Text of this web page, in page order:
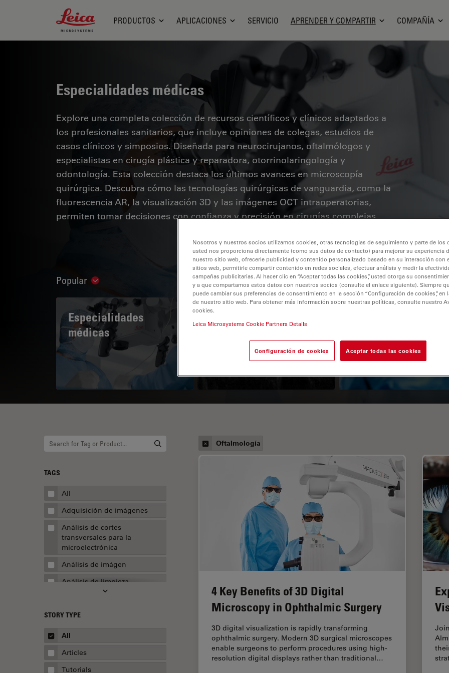
Leica Microsystems Logo
PRODUCTOS APLICACIONES SERVICIO APRENDER Y COMPARTIR COMPAÑÍA
Especialidades médicas
Explore una completa colección de recursos científicos y clínicos adaptados a
los profesionales sanitarios, que incluye opiniones de colegas, estudios de
casos clínicos y simposios. Diseñada para neurocirujanos, oftalmólogos y
especialistas en cirugía plástica y reparadora, otorrinolaringología y
odontología. Esta colección destaca los últimos avances en microscopía
quirúrgica. Descubra cómo las tecnologías quirúrgicas de vanguardia, como la
fluorescencia AR, la visualización 3D y las imágenes OCT intraoperatorias,
permiten tomar decisiones con confianza y precisión en cirugías complejas.
Popular Show subnavigation
Especialidades
médicas
A Guide to OCT
TAGS
All
Adquisición de imágenes
Análisis de cortes
transversales para la
microelectrónica
Análisis de imágen
Análisis de limpieza
Apertura numérica
AR Surgery
Automoción y transporte
Biofarmacia
STORY TYPE
All
Articles
Tutorials
Oftalmología
4 Key Benefits of 3D Digital
Microscopy in Ophthalmic Surgery
3D digital visualization is rapidly transforming
ophthalmic surgery. Modern 3D surgical microscopes
enable surgeons to perform procedures using high-
resolution digital displays rather than traditional…
Nosotros y nuestros socios utilizamos cookies, otras tecnologías de seguimiento y parte de los
usted nos proporciona directamente (como sus datos de contacto) para mejorar su experiencia
nuestro sitio web, ofrecerle publicidad y contenido personalizado basado en su interacción con
sitios web, permitirle compartir contenido en redes sociales, efectuar análisis y medir la
campañas publicitarias. Al hacer clic en “Aceptar todas las cookies”, usted otorga su
y a que compartamos estos datos con nuestros socios (consulte el enlace siguiente). Siempre
puede cambiar sus preferencias de consentimiento en la sección “Configuración de cookies”, en
de nuestro sitio web. Para obtener más información sobre nuestras políticas, consulte nuestro
cookies.
Leica Microsystems Cookie Partners Details
Configuración de cookies Aceptar todas las cookies